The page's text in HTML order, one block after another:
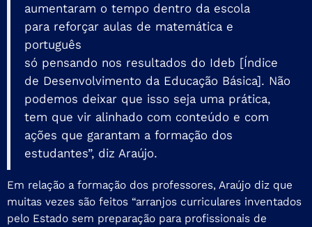
aumentaram o tempo dentro da escola
para reforçar aulas de matemática e
português
só pensando nos resultados do Ideb [Índice
de Desenvolvimento da Educação Básica]. Não
podemos deixar que isso seja uma prática,
tem que vir alinhado com conteúdo e com
ações que garantam a formação dos
estudantes”, diz Araújo.
Em relação a formação dos professores, Araújo diz que
muitas vezes são feitos “arranjos curriculares inventados
pelo Estado sem preparação para profissionais de